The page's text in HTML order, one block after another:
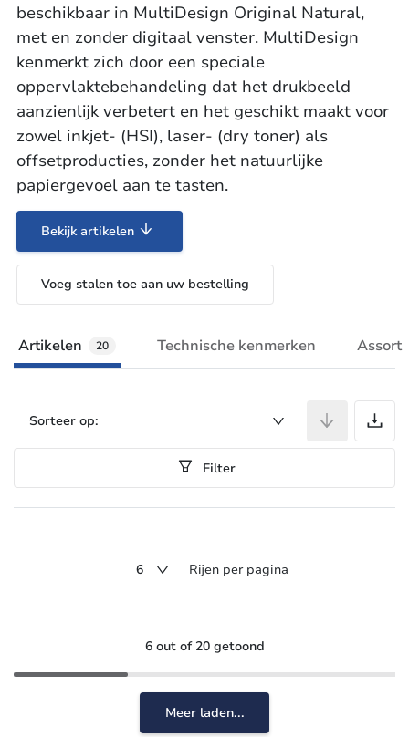
beschikbaar in MultiDesign Original Natural,
met en zonder digitaal venster. MultiDesign
kenmerkt zich door een speciale
oppervlaktebehandeling dat het drukbeeld
aanzienlijk verbetert en het geschikt maakt voor
zowel inkjet- (HSI), laser- (dry toner) als
offsetproducties, zonder het natuurlijke
papiergevoel aan te tasten.
Bekijk artikelen
Voeg stalen toe aan uw bestelling
Artikelen 20 Technische kenmerken
Sorteer op:
Filter
6 Rijen per pagina
6 out of 20 getoond
Meer laden...